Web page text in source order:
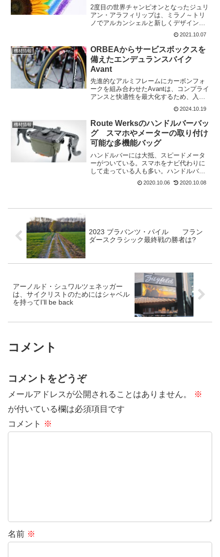
SL7
2度目の世界チャンピオンとなったジュリ
アン・アラフィリップは、ミラノ～トリ
ノでアルカンシェルと新しくデザインさ
れた、Specialized S-Works Tarmac SL7
を披露した。今回の世界選手権をテーマ
にしたバイクは、渦巻く競争の...
2021.10.07
機材情報
ORBEAからサービスボックスを
備えたエンデュランスバイク
Avant
先進的なアルミフレームにカーボンフォ
ークを組み合わせたAvantは、コンプライ
アンスと快適性を最大化するため、入念
に検討されたジオメトリーを提供。優れ
たタイヤクリアランスと相まって、ロン
グライドのためにデザインされたバイク
となっている。特徴...
2024.10.19
機材情報
Route Werksのハンドルバーバッ
グ スマホやメーターの取り付け
可能な多機能バッグ
ハンドルバーには大抵、スピードメータ
ーがついている。スマホをナビ代わりに
して走っている人も多い。ハンドルバー
バックは便利なんだけど、スマホをつけ
ていると開くことが出来ない。こんな問
2020.10.06 2020.10.08
2023 ブラバンツ・パイル フラン
ダースクラシック最終戦の勝者は?
アーノルド・シュワルツェネッガー
は、サイクリストのためにはシャベル
を持ってI’ll be back
コメント
コメントをどうぞ
メールアドレスが公開されることはありません。
※
が付いている欄は必須項目です
コメント ※
名前 ※